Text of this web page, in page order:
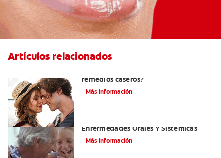
Artículos relacionados
remedios caseros?
Más información
Enfermedades Orales Y Sistémicas
Más información